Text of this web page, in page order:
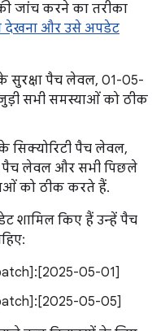
जांच करने का तरीका
देखना और उसे अपडेट
सुरक्षा पैच लेवल, 01-05-
सभी समस्याओं को ठीक
सिक्योरिटी पैच लेवल,
पैच लेवल और सभी पिछले
को ठीक करते हैं.
शामिल किए हैं उन्हें पैच
05-01]
05-05]